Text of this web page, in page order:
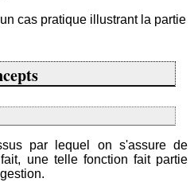
cas pratique illustrant la partie
par lequel on s'assure de
une telle fonction fait partie